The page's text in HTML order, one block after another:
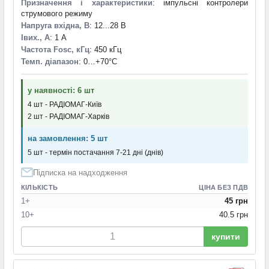
двоканальний ключ розподілу живлення(1)
джерела опорної напруги 3V, прецизійний мікропотужний
паралельний 0.1%(1)
джерело опорної напруги
допоміжний ключ FPS (1)
віддавання/приймання 4A і 4A
драйвер верхнього плеча
драйвер трансформатора для ізольованих блоків живлення
енергоефективний CV або CV/CC ключ-перетворювач для
дуже дешевих адаптерів і зарядних пристроїв
енергоефективний мережевий ключ-перетворювач з
підвищеною гнучкістю та розширеним діапазоном потужності
(2)
енергоефективний мережевий ключ-перетворювач малої
потужності
енергоефективний мережевий ключ-перетворювач із
мінімумом компонентів(1)
Призначення і характеристики: імпульсні контролери
струмового режиму
Напруга вхідна, В: 12...28 В
Iвих., А: 1 А
Частота Fosc, кГц: 450 кГц
Темп. діапазон: 0…+70°С
у наявності: 6 шт
4 шт - РАДІОМАГ-Київ
2 шт - РАДІОМАГ-Харків
на замовлення: 5 шт
5 шт - термін постачання 7-21 дні (днів)
Підписка на надходження
КІЛЬКІСТЬ ЦІНА БЕЗ ПДВ
1+
45 грн
10+
40.5 грн
купити